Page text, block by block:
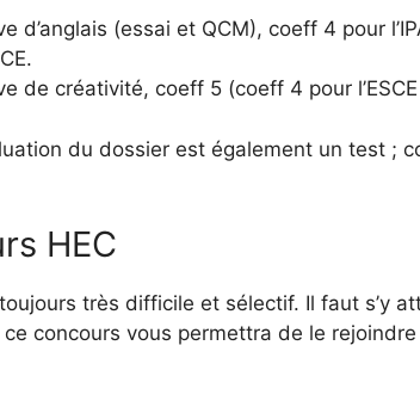
d’anglais (essai et QCM), coeff 4 pour
de créativité, coeff 5 (coeff 4 pour
du dossier est également un test ;
HEC
très difficile et sélectif. Il faut s’y
concours vous permettra de le rejoindre